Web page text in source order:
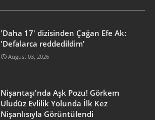
'Daha 17' dizisinden Çağan Efe Ak:
'Defalarca reddedildim'
August 03, 2026
Nişantaşı'nda Aşk Pozu! Görkem
Uludüz Evlilik Yolunda İlk Kez
Nişanlısıyla Görüntülendi